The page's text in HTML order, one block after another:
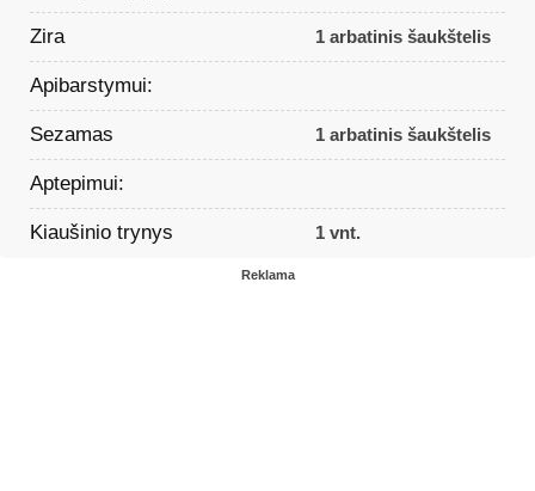
Zira 1 arbatinis šaukštelis
Apibarstymui:
Sezamas 1 arbatinis šaukštelis
Aptepimui:
Kiaušinio trynys 1 vnt.
Reklama